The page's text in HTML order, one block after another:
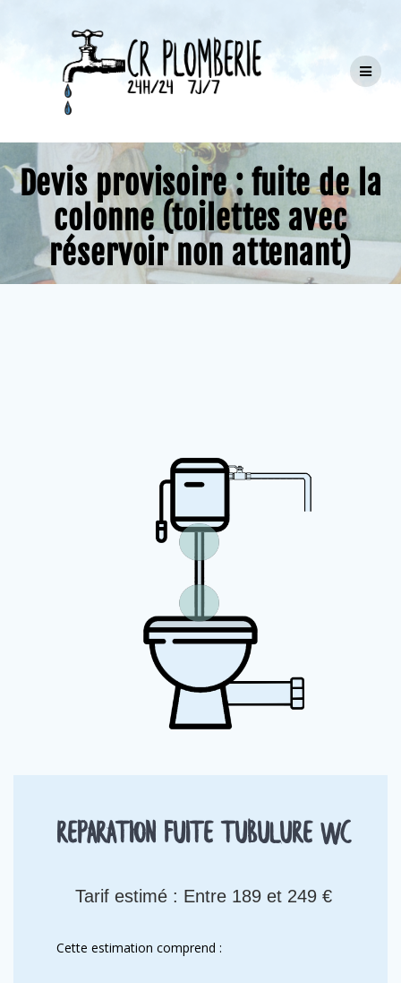
contenu
Devis provisoire : fuite de la
colonne (toilettes avec
réservoir non attenant)
Reparation fuite tubulure WC
Tarif estimé : Entre 189 et 249 €
Cette estimation comprend :